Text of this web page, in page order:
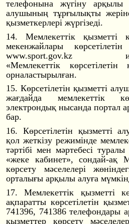
телефонына жүгіну арқылы
алушының тұрғылықты
қызметкерлері жүргізеді.
14. Мемлекеттік қызметті
мекенжайлары
www.sport.gov.kz
«Мемлекеттік көрсетілетін
орналастырылған.
15. Көрсетілетін қызметті
жағдайда мемлекеттік
электрондық нысанда портал
бар.
16. Көрсетілетін қызметті
қол жеткізу режимінде
тәртібі мен мәртебесі
«жеке кабинет», сондай-ақ
көрсету мәселелері
орталығы арқылы алуға
17. Мемлекеттік қызметті
ақпаратты көрсетілетін
741396, 741386 телефондары
қызметтер көрсету